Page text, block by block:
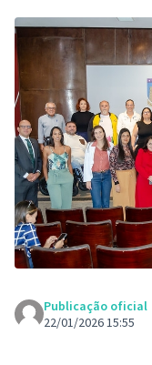
Publicação oficial
22/01/2026 15:55